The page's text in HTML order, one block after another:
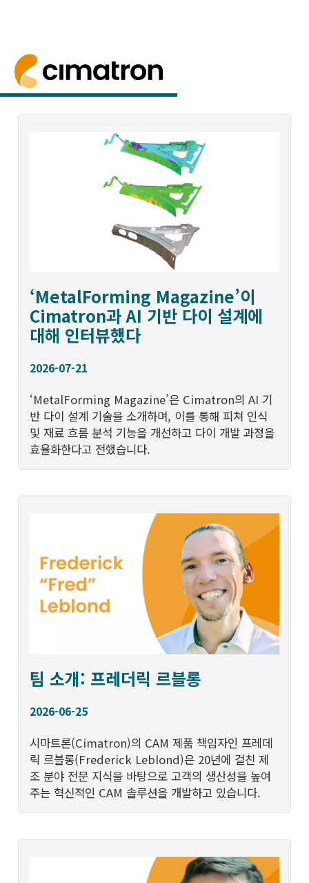
홈 > 뉴스 및 이벤트 > 새로운 소식
뉴스 기사, 회사 및 제품 발표.
새로운 소식
뉴스레터 구독하기
‘MetalForming Magazine’이
Cimatron과 AI 기반 다이 설계에
대해 인터뷰했다
2026-07-21
‘MetalForming Magazine’은 Cimatron의 AI 기
반 다이 설계 기술을 소개하며, 이를 통해 피쳐 인식
및 재료 흐름 분석 기능을 개선하고 다이 개발 과정을
효율화한다고 전했습니다.
팀 소개: 프레더릭 르블롱
2026-06-25
시마트론(Cimatron)의 CAM 제품 책임자인 프레데
릭 르블롱(Frederick Leblond)은 20년에 걸친 제
조 분야 전문 지식을 바탕으로 고객의 생산성을 높여
주는 혁신적인 CAM 솔루션을 개발하고 있습니다.